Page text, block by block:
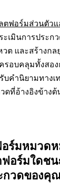
ตฟอร์มส่วนตัว
ะเมินการประก
วต และสร้างก
อบคลุมทั้งสอง
บคำนิยามทาง
ดที่อ้างอิงข้างต้
ร์มหมวด
อร์มใดชน
กวดของคุ